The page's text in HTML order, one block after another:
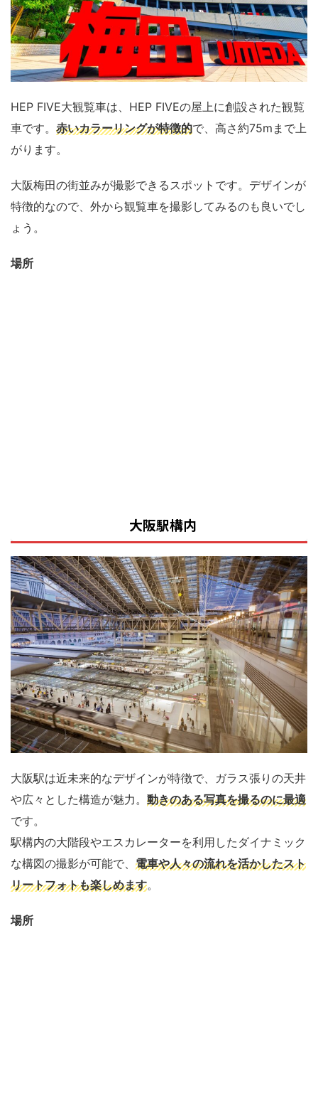
HEP FIVE大観覧車は、HEP FIVEの屋上に創設された観覧
車です。 赤いカラーリングが特徴的で、高さ約75mまで上
がります。
大阪梅田の街並みが撮影できるスポットです。デザインが
特徴的なので、外から観覧車を撮影してみるのも良いでし
ょう。
場所
大阪駅構内
大阪駅は近未来的なデザインが特徴で、ガラス張りの天井
や広々とした構造が魅力。 動きのある写真を撮るのに最適
です。
駅構内の大階段やエスカレーターを利用したダイナミック
な構図の撮影が可能で、 電車や人々の流れを活かしたスト
リートフォトも楽しめます。
場所